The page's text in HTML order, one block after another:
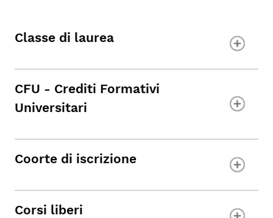
Classe di laurea
CFU - Crediti Formativi
Universitari
Coorte di iscrizione
Corsi liberi